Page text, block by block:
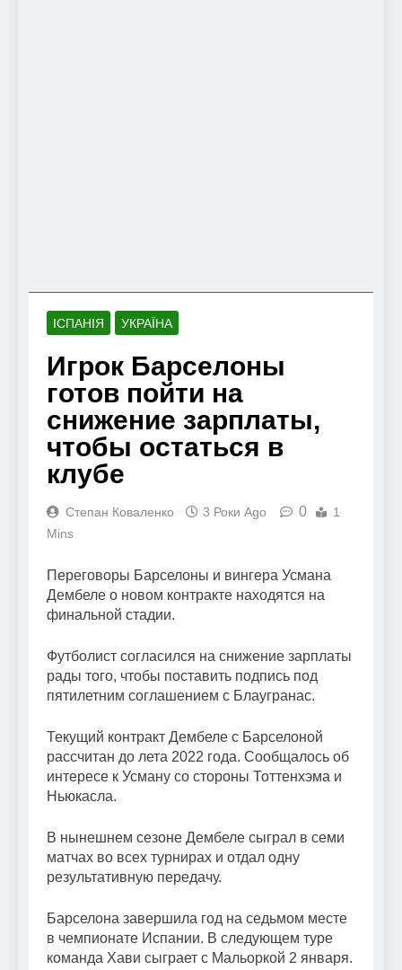
ІСПАНІЯ УКРАЇНА
Игрок Барселоны
готов пойти на
снижение зарплаты,
чтобы остаться в
клубе
Степан Коваленко 3 Роки Ago 0
1
Mins
Переговоры Барселоны и вингера Усмана
Дембеле о новом контракте находятся на
финальной стадии.
Футболист согласился на снижение зарплаты
рады того, чтобы поставить подпись под
пятилетним соглашением с Блаугранас.
Текущий контракт Дембеле с Барселоной
рассчитан до лета 2022 года. Сообщалось об
интересе к Усману со стороны Тоттенхэма и
Ньюкасла.
В нынешнем сезоне Дембеле сыграл в семи
матчах во всех турнирах и отдал одну
результативную передачу.
Барселона завершила год на седьмом месте
в чемпионате Испании. В следующем туре
команда Хави сыграет с Мальоркой 2 января.